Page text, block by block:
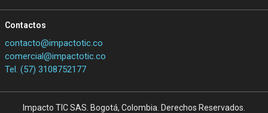
Contactos
contacto@impactotic.co
comercial@impactotic.co
Tel. (57) 3108752177
Impacto TIC SAS. Bogotá, Colombia. Derechos Reservados.